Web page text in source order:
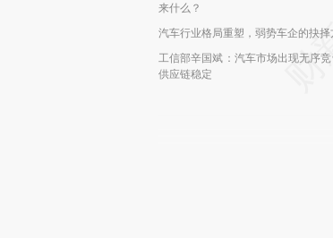
来什么？
汽车行业格局重塑，弱势车企的抉择
工信部辛国斌：汽车市场出现无序
供应链稳定